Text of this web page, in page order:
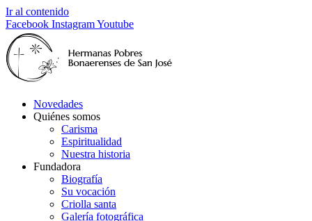
Ir al contenido
Facebook InstagramYoutube
Novedades
Quiénes somos
Carisma
Espiritualidad
Nuestra historia
Fundadora
Biografía
Su vocación
Criolla santa
Galería fotográfica